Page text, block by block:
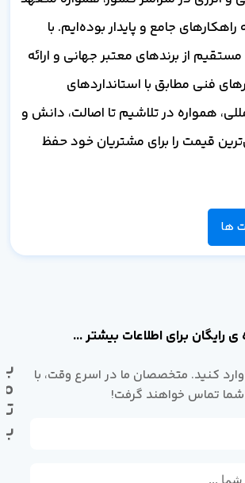
راهکارهای جامع و پایدار بوده‌ایم. با
از برندهای معتبر جهانی و ارائه
فنی مطابق با استانداردهای
همواره در تلاشیم تا اصالت، دانش و
قیمت را برای مشتریان خود حفظ
ها
رایگان برای اطلاعات بیشتر ...
وارد کنید. متخصصان ما در اسرع وقت، با
شما تماس خواهند گرفت!
با